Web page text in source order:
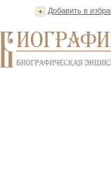
Добавить в